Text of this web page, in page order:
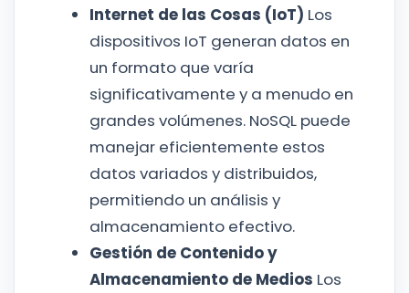
Internet de las Cosas (IoT) Los
dispositivos IoT generan datos en
un formato que varía
significativamente y a menudo en
grandes volúmenes. NoSQL puede
manejar eficientemente estos
datos variados y distribuidos,
permitiendo un análisis y
almacenamiento efectivo.
Gestión de Contenido y
Almacenamiento de Medios Los